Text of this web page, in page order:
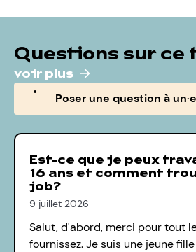
Questions sur ce
voir plus
Poser une question à
Est-ce que je peux
16 ans et comment
job?
9 juillet 2026
Salut, d'abord, merci pour tout
fournissez. Je suis une jeune